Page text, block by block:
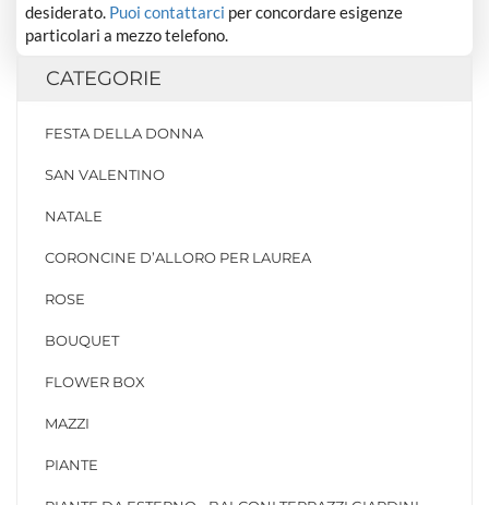
desiderato. Puoi contattarci per concordare esigenze
particolari a mezzo telefono.
CATEGORIE
FESTA DELLA DONNA
SAN VALENTINO
NATALE
CORONCINE D’ALLORO PER LAUREA
ROSE
BOUQUET
FLOWER BOX
MAZZI
PIANTE